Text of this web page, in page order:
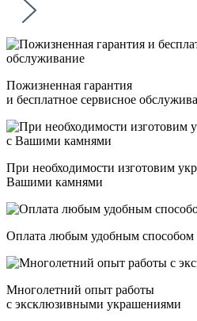
Пожизненная гарантия
и бесплатное сервисное
При необходимости изготовим
Вашими камнями
Оплата любым удобным способом
Многолетний опыт работы
с эксклюзивными украшениями